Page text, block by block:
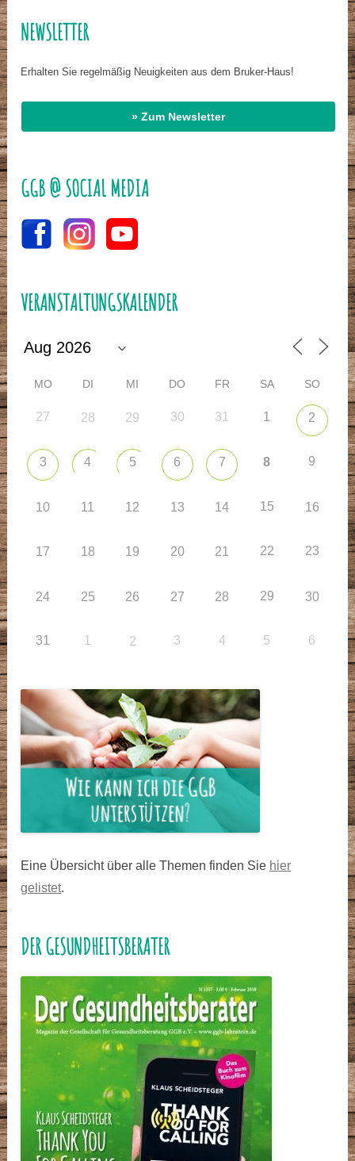
NEWSLETTER
Erhalten Sie regelmäßig Neuigkeiten aus dem Bruker-Haus!
» Zum Newsletter
GGB @ SOCIAL MEDIA
VERANSTALTUNGSKALENDER
MO DI MI DO FR SA SO
27 28 29 30 31 1 2
3 4 5 6 7 8 9
10 11 12 13 14 15 16
17 18 19 20 21 22 23
24 25 26 27 28 29 30
31 1 2 3 4 5 6
Eine Übersicht über alle Themen finden Sie hier
gelistet.
DER GESUNDHEITSBERATER